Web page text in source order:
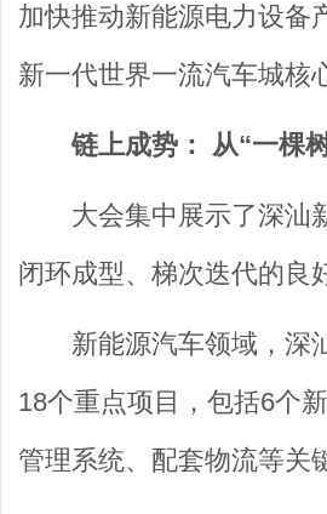
加快推动新能源电力设备
新一代世界一流汽车城核
链上成势： 从“一棵
大会集中展示了深汕
闭环成型、梯次迭代的良
新能源汽车领域，深
18个重点项目，包括6个
管理系统、配套物流等关